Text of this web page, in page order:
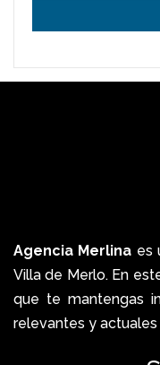
Agencia Merlina es
Villa de Merlo. En
que te mantengas
relevantes y actuales